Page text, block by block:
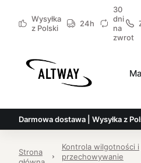
Wysyłka
z Polski
24h
30
dni
na
zwrot
Darmowa dostawa | Wysyłka z
Strona
Kontrola wilgotności i
przechowywanie